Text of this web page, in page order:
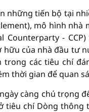
những tiến bộ tại
mô hình nhà
-
của nhà đầu tư
các tiêu chí
thời gian để quan
càng chú
tiêu chí Dòng